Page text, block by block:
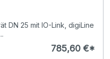
DN 25 mit IO-Link, digiLine
785,60 €*